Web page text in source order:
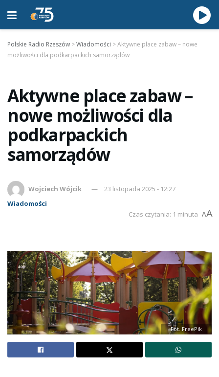
Polskie Radio Rzeszów >Wiadomości >Aktywne place zabaw – nowe
możliwości dla podkarpackich samorządów
Aktywne place zabaw –
nowe możliwości dla
podkarpackich
samorządów
Wojciech Wójcik
23 listopada 2025 - 12:27
Wiadomości
Czas czytania: 1 minuta AA
Fot. FreePik